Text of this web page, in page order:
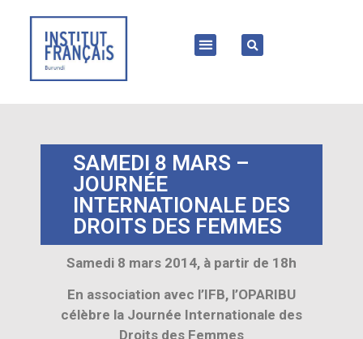
SAMEDI 8 MARS –
JOURNÉE
INTERNATIONALE DES
DROITS DES FEMMES
Samedi 8 mars 2014, à partir de 18h
En association avec l’IFB, l’OPARIBU
célèbre la Journée Internationale des
Droits des Femmes